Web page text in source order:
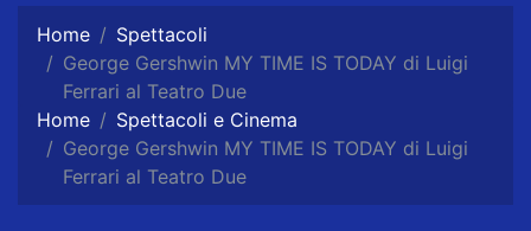
Home
Spettacoli
George Gershwin MY TIME IS TODAY di Luigi
Ferrari al Teatro Due
Home
Spettacoli e Cinema
George Gershwin MY TIME IS TODAY di Luigi
Ferrari al Teatro Due